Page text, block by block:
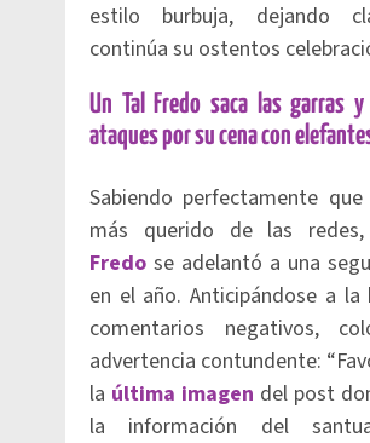
estilo burbuja, dejando
continúa su ostentos
Un Tal Fredo saca las garras
ataques por su cena con
Sabiendo perfectamente
más querido de las redes,
Fredo se adelantó a una
en el año. Anticipándose a la
comentarios negativos,
advertencia contundente:
la última imagen del post
la información del